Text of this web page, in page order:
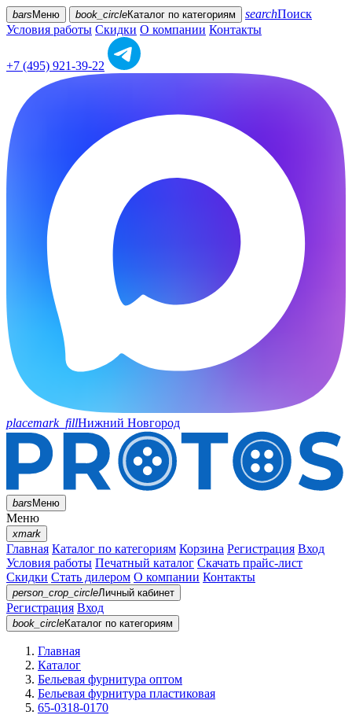
bars Меню book_circleКаталог по категориям searchПоиск
Условия работы Скидки О компании Контакты
+7 (495) 921-39-22
placemark_fillНижний Новгород
barsМеню
Меню
xmark
Главная Каталог по категориям Корзина Регистрация Вход
Условия работы Печатный каталог Скачать прайс-лист
Скидки Стать дилером О компании Контакты
person_crop_circleЛичный кабинет
Регистрация Вход
book_circleКаталог по категориям
Главная
Каталог
Бельевая фурнитура оптом
Бельевая фурнитура пластиковая
65-0318-0170